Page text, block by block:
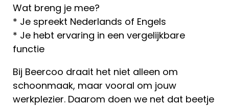
Wat breng je mee?
* Je spreekt Nederlands of Engels
* Je hebt ervaring in een vergelijkbare
functie
Bij Beercoo draait het niet alleen om
schoonmaak, maar vooral om jouw
werkplezier. Daarom doen we net dat beetje